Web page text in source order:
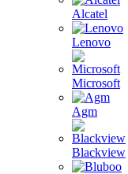
Alcatel
Lenovo
Microsoft
Agm
Blackview